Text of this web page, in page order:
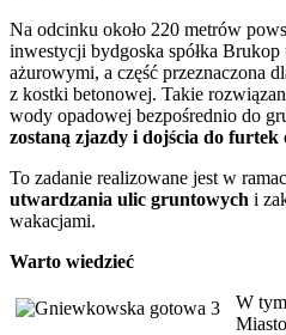
Na odcinku około 220 metrów
inwestycji bydgoska spółka Brukop
ażurowymi, a część przeznaczona
z kostki betonowej. Takie
wody opadowej bezpośrednio do
zostaną zjazdy i dojścia do
To zadanie realizowane jest w
utwardzania ulic gruntowych i
wakacjami.
Warto wiedzieć
W